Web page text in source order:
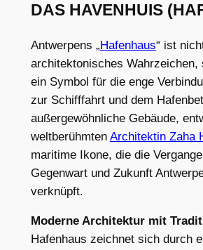
DAS HAVENHUIS
Antwerpens „Hafenhaus“ ist
architektonisches Wahrzeichen,
ein Symbol für die enge
zur Schifffahrt und dem
außergewöhnliche Gebäude,
weltberühmten Architektin Zaha
maritime Ikone, die die
Gegenwart und Zukunft
verknüpft.
Moderne Architektur mit
Hafenhaus zeichnet sich durch